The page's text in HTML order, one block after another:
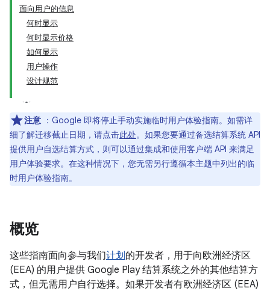
面向用户的信息
何时显示
何时显示价格
如何显示
用户操作
设计规范
注意 ：Google 即将停止手动实施临时用户体验指南。如需详
细了解迁移截止日期，请点击此处。如果您要通过备选结算系统 API
提供用户自选结算方式，则可以通过集成和使用客户端 API 来满足
用户体验要求。在这种情况下，您无需另行遵循本主题中列出的临
时用户体验指南。
概览
这些指南面向参与我们计划的开发者，用于向欧洲经济区
(EEA) 的用户提供 Google Play 结算系统之外的其他结算方
式，但无需用户自行选择。如果开发者有欧洲经济区 (EEA)